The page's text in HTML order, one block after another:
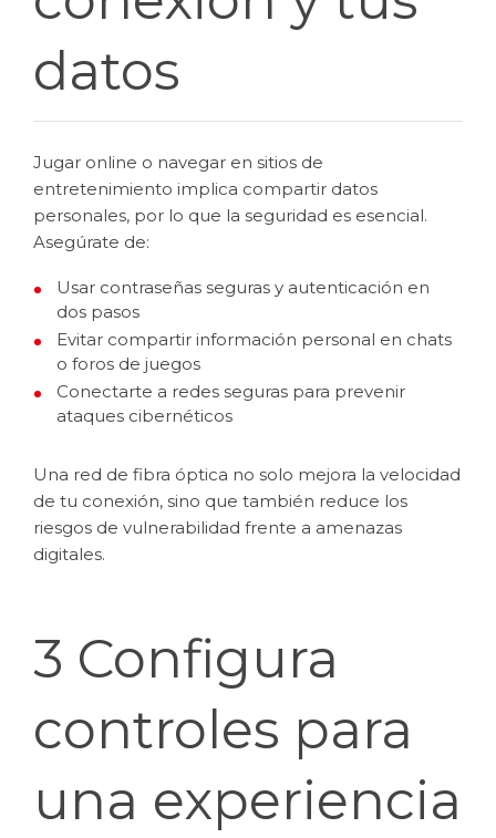
datos
Jugar online o navegar en sitios de
entretenimiento implica compartir datos
personales, por lo que la seguridad es esencial.
Asegúrate de:
Usar contraseñas seguras y autenticación en
dos pasos
Evitar compartir información personal en chats
o foros de juegos
Conectarte a redes seguras para prevenir
ataques cibernéticos
Una red de fibra óptica no solo mejora la velocidad
de tu conexión, sino que también reduce los
riesgos de vulnerabilidad frente a amenazas
digitales.
3 Configura
controles para
una experiencia